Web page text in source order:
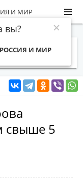
И МИР
вы?
РОССИЯ И МИР
ФОТО
свыше 5